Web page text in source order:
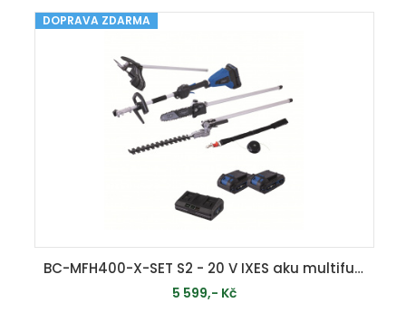
DOPRAVA ZDARMA
BC-MFH400-X-SET S2 - 20 V IXES aku multifunkční stroj 4v1 + 2x 2Ah baterie + duální nabíječka 2,4 A
5 599,- Kč